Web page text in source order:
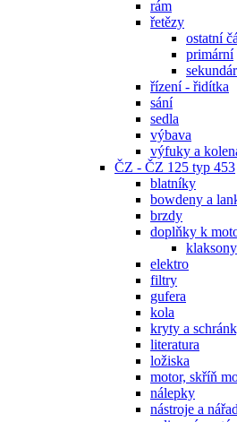
rám
řetězy
ostatní
primární
řízení - řidítka
sání
sedla
výbava
výfuky a
ČZ - ČZ 125 typ 453
blatníky
bowdeny a
brzdy
doplňky k
klaksony
elektro
filtry
gufera
kola
kryty a
literatura
ložiska
motor, skříň
nálepky
nástroje a